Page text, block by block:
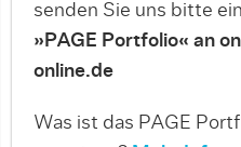
senden Sie uns bitte
»PAGE Portfolio« an
online.de
Was ist das PAGE